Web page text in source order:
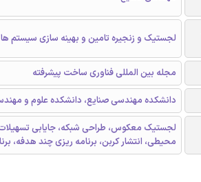
لجستیک و زنجیره تامین و بهینه سازی سیستم ها
مجله بین المللی فناوری ساخت پیشرفته
دانشکده مهندسی صنایع، دانشکده علوم و
لجستیک معکوس، طراحی شبکه، جایابی
محیطی، انتشار کربن، برنامه ریزی چند هدفه،